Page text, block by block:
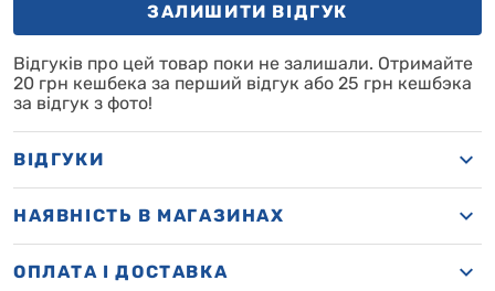
ЗАЛИШИТИ ВІДГУК
Відгуків про цей товар поки не залишали. Отримайте
20 грн кешбека за перший відгук або 25 грн кешбэка
за відгук з фото!
ВІДГУКИ
НАЯВНІСТЬ В МАГАЗИНАХ
OПЛАТА І ДОСТАВКА